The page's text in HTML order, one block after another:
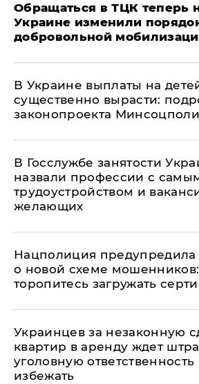
Обращаться в ТЦК теперь
Украине изменили
добровольной
В Украине выплаты на
существенно вырасти:
законопроекта
В Госслужбе занятости
назвали профессии с
трудоустройством и
желающих
Нацполиция предупредила
о новой схеме
торопитесь загружать
Украинцев за незаконную
квартир в аренду ждет
уголовную
избежать